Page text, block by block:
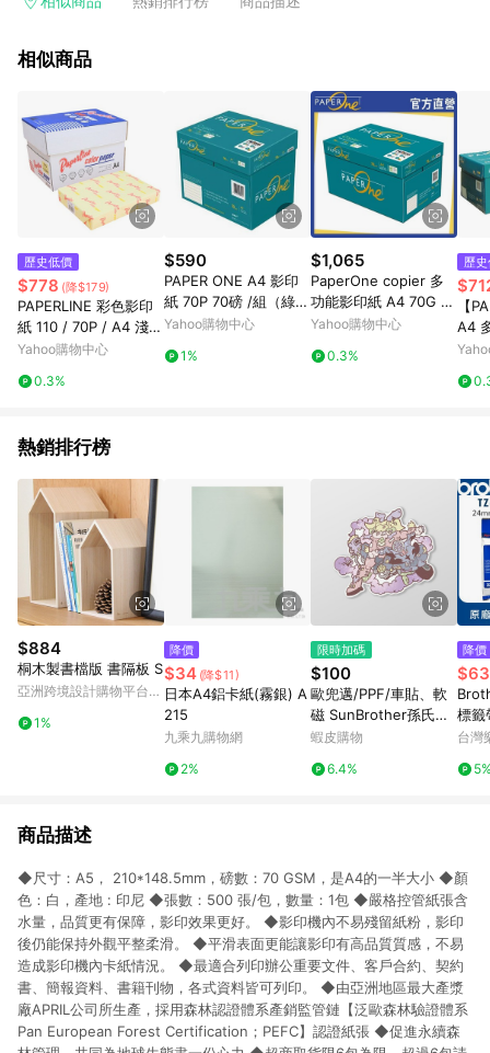
台灣樂天市場，並在同一瀏覽器於24小時內結帳，才享有 LINE
市場 45 天內完成訂單出貨及結帳，則不符合贈點資格。 (4) 如
使用APP、或中途瀏覽比價網、回饋網、Google等其他網頁、或
由網頁版(電腦版/手機版網頁)切換為App都將會造成追蹤中斷而
無法進行 LINE POINTS 回饋。 (5) LINE 購物為購物資訊整合性
平台，商品資料更新會有時間差，如顯示之商品規格、顏色、價
位、贈品與台灣樂天市場銷售網頁不符，以銷售網頁標示為準。
(6) 導購訂單已逾 365 天，根據台灣樂天回饋規定，逾期訂單將
點數回饋或點數回饋有爭議，台灣樂天市場保有更改條款與法律
追訴之權利，活動詳情以樂天市場網站公告為準。
相似商品
歷史低價
$778 (降$179)
PAPERLINE 彩色影印
紙 110 / 70P / A4 淺黃
(5包/箱)
Yahoo購物中心
0.3%
$590
PAPER ONE A4 影印
紙 70P 70磅 /組（綠
包）-5包/箱
Yahoo購物中心
1%
$1,065
PaperOne copier 多
功能影印紙 A4 70G (1
0包/箱)
Yahoo購物中心
0.3%
歷
【
A4
箱5
熱銷排行榜
$884
桐木製書檔版 書隔板 S
亞洲跨境設計購物平台
1%
降價
$34 (降$11)
日本A4鋁卡紙(霧銀) A
215
九乘九購物網
2%
限時加碼
$100
歐兜邁/PPF/車貼、軟
磁 SunBrother孫氏兄
弟 3M 反光貼紙 防水
貼
蝦皮購物
6.4%
降價
標籤
字 )
台灣
商品描述
◆尺寸：A5， 210*148.5mm，磅數：70 GSM，是A4的一半大小 ◆顏
色：白，產地 : 印尼 ◆張數：500 張/包，數量：1包 ◆嚴格控管紙張含
水量，品質更有保障，影印效果更好。 ◆影印機內不易殘留紙粉，影印
後仍能保持外觀平整柔滑。 ◆平滑表面更能讓影印有高品質質感，不易
造成影印機內卡紙情況。 ◆最適合列印辦公重要文件、客戶合約、契約
書、簡報資料、書籍刊物，各式資料皆可列印。 ◆由亞洲地區最大產漿
廠APRIL公司所生產，採用森林認證體系產銷監管鏈【泛歐森林驗證體系
Pan European Forest Certification；PEFC】認證紙張 ◆促進永續森